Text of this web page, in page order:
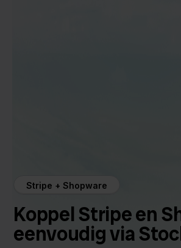
Stripe + Shopware
Koppel Stripe en
eenvoudig via